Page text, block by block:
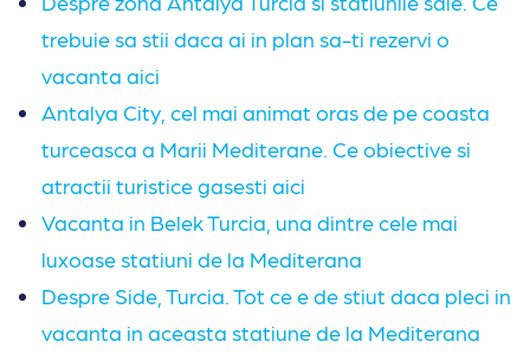
trebuie sa stii daca ai in plan sa-ti rezervi o
vacanta aici
Antalya City, cel mai animat oras de pe coasta
turceasca a Marii Mediterane. Ce obiective si
atractii turistice gasesti aici
Vacanta in Belek Turcia, una dintre cele mai
luxoase statiuni de la Mediterana
Despre Side, Turcia. Tot ce e de stiut daca pleci in
vacanta in aceasta statiune de la Mediterana